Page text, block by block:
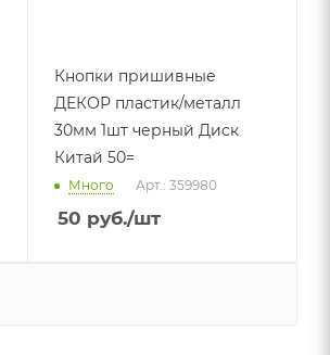
Кнопки пришивные
ДЕКОР пластик/металл
30мм 1шт черный Диск
Китай 50=
Много Арт.: 359980
50 руб./шт